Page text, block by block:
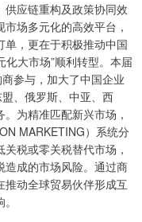
应链重构及政策协同效
场多元化的高效平台，
，更在于积极推动中国
化大市场”顺利转型。本届
参与，加大了中国企业
、俄罗斯、中亚、西
为精准匹配新兴市场，
MARKETING）系统分
税或零关税替代市场，
造成的市场风险。通过商
动全球贸易伙伴形成互